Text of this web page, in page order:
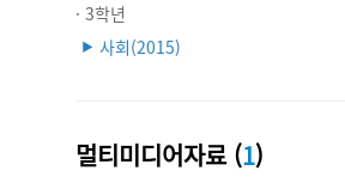
· 3학년
▶ 사회(2015)
멀티미디어자료 (1)